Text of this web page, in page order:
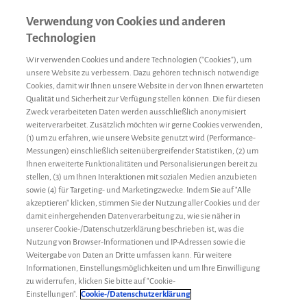
Verwendung von Cookies und anderen
Technologien
Wir verwenden Cookies und andere Technologien (“Cookies”), um
unsere Website zu verbessern. Dazu gehören technisch notwendige
Cookies, damit wir Ihnen unsere Website in der von Ihnen erwarteten
Qualität und Sicherheit zur Verfügung stellen können. Die für diesen
Zweck verarbeiteten Daten werden ausschließlich anonymisiert
weiterverarbeitet. Zusätzlich möchten wir gerne Cookies verwenden,
(1) um zu erfahren, wie unsere Website genutzt wird (Performance-
Messungen) einschließlich seitenübergreifender Statistiken, (2) um
Ihnen erweiterte Funktionalitäten und Personalisierungen bereit zu
stellen, (3) um Ihnen Interaktionen mit sozialen Medien anzubieten
sowie (4) für Targeting- und Marketingzwecke. Indem Sie auf "Alle
akzeptieren" klicken, stimmen Sie der Nutzung aller Cookies und der
damit einhergehenden Datenverarbeitung zu, wie sie näher in
unserer Cookie-/Datenschutzerklärung beschrieben ist, was die
Nutzung von Browser-Informationen und IP-Adressen sowie die
Weitergabe von Daten an Dritte umfassen kann. Für weitere
Informationen, Einstellungsmöglichkeiten und um Ihre Einwilligung
zu widerrufen, klicken Sie bitte auf "Cookie-
Einstellungen". Cookie-/Datenschutzerklärung